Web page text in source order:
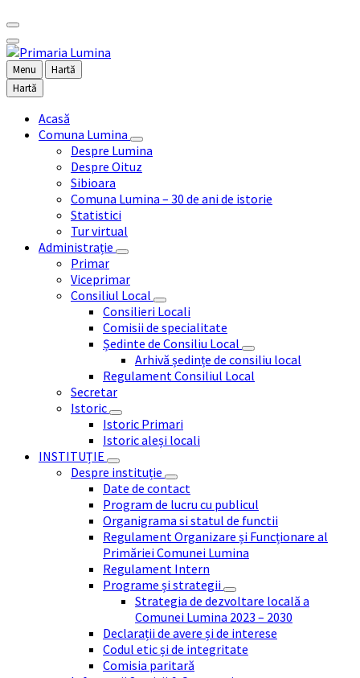
Menu
Hartă
Hartă
Acasă
Comuna Lumina
Despre Lumina
Despre Oituz
Sibioara
Comuna Lumina – 30 de ani de istorie
Statistici
Tur virtual
Administrație
Primar
Viceprimar
Consiliul Local
Consilieri Locali
Comisii de specialitate
Ședinte de Consiliu Local
Arhivă ședințe de consiliu local
Regulament Consiliul Local
Secretar
Istoric
Istoric Primari
Istoric aleși locali
INSTITUȚIE
Despre instituție
Date de contact
Program de lucru cu publicul
Organigrama si statul de functii
Regulament Organizare și Funcționare al
Primăriei Comunei Lumina
Regulament Intern
Programe și strategii
Strategia de dezvoltare locală a
Comunei Lumina 2023 – 2030
Declarații de avere și de interese
Codul etic și de integritate
Comisia paritară